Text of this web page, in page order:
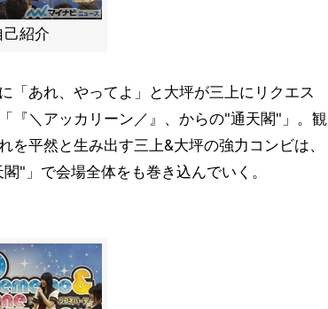
己紹介
「あれ、やってよ」と大坪が三上にリクエス
『＼アッカリーン／』、からの"通天閣"」。観
平然と生み出す三上&大坪の強力コンビは、
"」で会場全体をも巻き込んでいく。